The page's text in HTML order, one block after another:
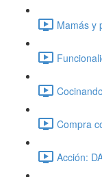
Mamás y
Compra
Acción: